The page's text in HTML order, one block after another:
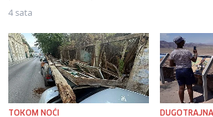
4 sata
TOKOM NOĆI